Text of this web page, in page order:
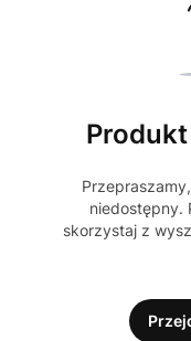
niedostępny.
skorzystaj z